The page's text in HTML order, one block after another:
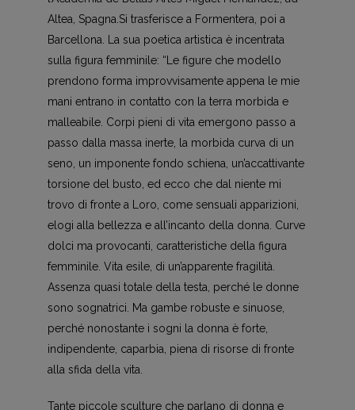
Altea, Spagna.Si trasferisce a Formentera, poi a
Barcellona. La sua poetica artistica è incentrata
sulla figura femminile: “Le figure che modello
prendono forma improvvisamente appena le mie
mani entrano in contatto con la terra morbida e
malleabile. Corpi pieni di vita emergono passo a
passo dalla massa inerte, la morbida curva di un
seno, un imponente fondo schiena, un’accattivante
torsione del busto, ed ecco che dal niente mi
trovo di fronte a Loro, come sensuali apparizioni,
elogi alla bellezza e all’incanto della donna. Curve
dolci ma provocanti, caratteristiche della figura
femminile. Vita esile, di un’apparente fragilità.
Assenza quasi totale della testa, perché le donne
sono sognatrici. Ma gambe robuste e sinuose,
perché nonostante i sogni la donna è forte,
indipendente, caparbia, piena di risorse di fronte
alla sfida della vita.
Tante piccole sculture che parlano di donna e